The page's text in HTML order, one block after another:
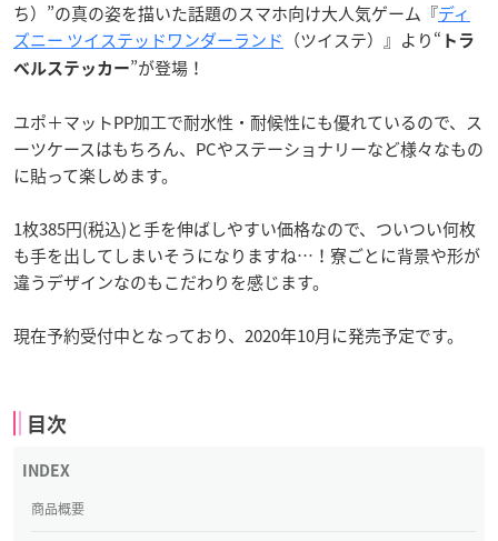
ち）”の真の姿を描いた話題のスマホ向け大人気ゲーム『ディ
ズニー ツイステッドワンダーランド （ツイステ）』より“ トラ
ベルステッカー”が登場！
ユポ＋マットPP加工で耐水性・耐候性にも優れているので、ス
ーツケースはもちろん、PCやステーショナリーなど様々なもの
に貼って楽しめます。
1枚385円(税込)と手を伸ばしやすい価格なので、ついつい何枚
も手を出してしまいそうになりますね…！寮ごとに背景や形が
違うデザインなのもこだわりを感じます。
現在予約受付中となっており、2020年10月に発売予定です。
目次
商品概要